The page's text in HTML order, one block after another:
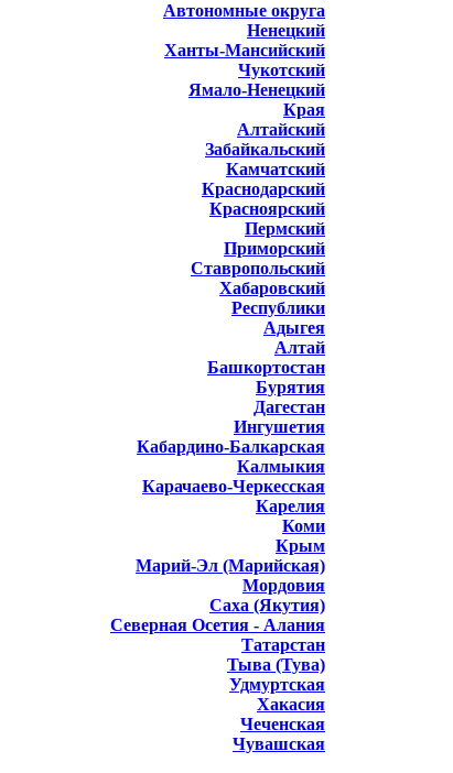
Автономные округа
Ненецкий
Ханты-Мансийский
Чукотский
Ямало-Ненецкий
Края
Алтайский
Забайкальский
Камчатский
Краснодарский
Красноярский
Пермский
Приморский
Ставропольский
Хабаровский
Республики
Адыгея
Алтай
Башкортостан
Бурятия
Дагестан
Ингушетия
Кабардино-Балкарская
Калмыкия
Карачаево-Черкесская
Карелия
Коми
Крым
Марий-Эл (Марийская)
Мордовия
Саха (Якутия)
Северная Осетия - Алания
Татарстан
Тыва (Тува)
Удмуртская
Хакасия
Чеченская
Чувашская